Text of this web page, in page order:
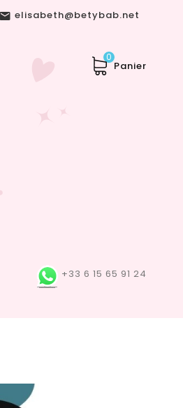
 elisabeth@betybab.net
Panier
0
+33 6 15 65 91 24